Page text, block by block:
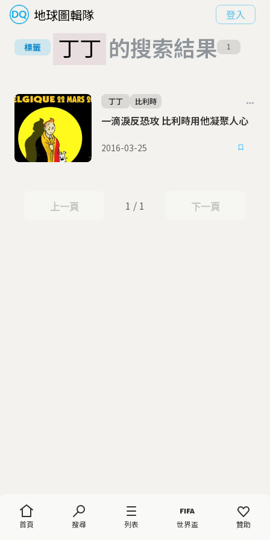
地球圖輯隊 登入
首頁 搜尋 列表 世界盃 贊助
標籤 丁丁 的搜索結果 1
一滴淚反恐攻 比利時用他凝聚人心
丁丁 比利時
2016-03-25
上一頁
上一頁 1 / 1 下一頁
下一頁